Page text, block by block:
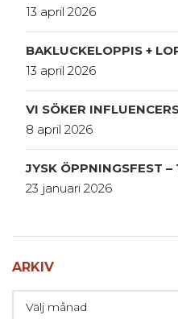
13 april 2026
BAKLUCKELOPPIS +
13 april 2026
VI SÖKER
8 april 2026
JYSK ÖPPNINGSFEST –
23 januari 2026
ARKIV